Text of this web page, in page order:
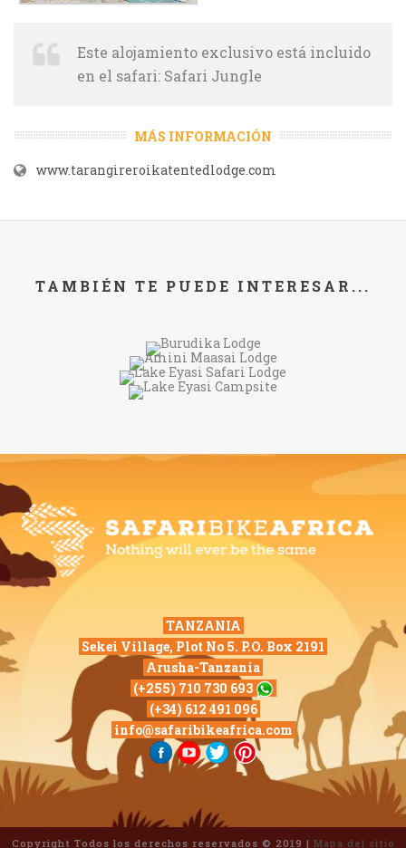
Este alojamiento exclusivo está incluido
en el safari: Safari Jungle
MÁS INFORMACIÓN
www.tarangireroikatentedlodge.com
TAMBIÉN TE PUEDE INTERESAR...
TANZANIA
Sekei Village, Plot No 5. P.O. Box 2191
Arusha-Tanzania
(+255) 710 730 693
(+34) 612 491 096
info@safaribikeafrica.com
Copyright Todos los derechos reservados © 2019 | Mapa del sitio